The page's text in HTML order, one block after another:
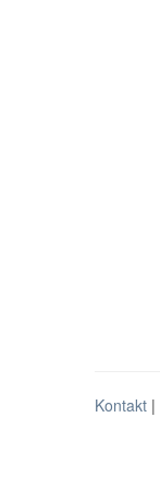
Kontakt |